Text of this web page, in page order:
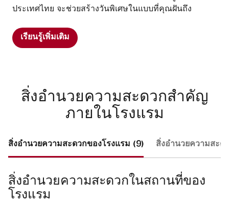
ประเทศไทย จะช่วยสร้างวันพิเศษในแบบที่คุณฝันถึง
เรียนรู้เพิ่มเติม
สิ่งอำนวยความสะดวกสำคัญ
ภายในโรงแรม
สิ่งอำนวยความสะดวกของโรงแรม (9) สิ่งอำนวยความสะด
สิ่งอำนวยความสะดวกในสถานที่ของ
โรงแรม